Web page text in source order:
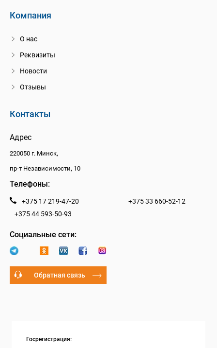
Компания
О нас
Реквизиты
Новости
Отзывы
Контакты
Адрес
220050 г. Минск,
пр-т Независимости, 10
Телефоны:
+375 17 219-47-20
+375 33 660-52-12
+375 44 593-50-93
Социальные сети:
Обратная связь
Госрегистрация: